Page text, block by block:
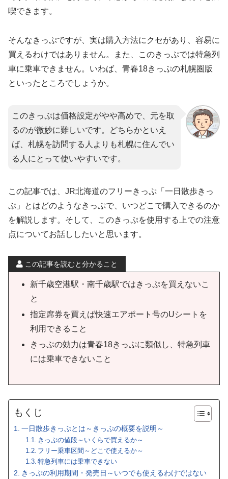
喫できます。
そんなきっぷですが、実は購入方法にクセがあり、容易に
買えるわけではありません。また、このきっぷでは特急列
車に乗車できません。いわば、青春18きっぷの札幌圏版
といったところでしょうか。
このきっぷは価格設定がやや高めで、元を取
るのが微妙に難しいです。どちらかといえ
ば、札幌を訪問する人よりも札幌に住んでい
る人にとって使いやすいです。
この記事では、JR北海道のフリーきっぷ「一日散歩きっ
ぷ」とはどのようなきっぷで、いつどこで購入できるのか
を解説します。そして、このきっぷを使用する上での注意
点についてお話ししたいと思います。
この記事を読むと分かること
新千歳空港駅・南千歳駅ではきっぷを買えないこ
と
指定席券を買えば快速エアポート号のUシートを
利用できること
きっぷの効力は青春18きっぷに類似し、特急列車
には乗車できないこと
もくじ
一日散歩きっぷとは～きっぷの概要を説明～
きっぷの値段～いくらで買えるか～
フリー乗車区間～どこで使えるか～
特急列車には乗車できない
きっぷの利用期間・発売日～いつでも使えるわけではない